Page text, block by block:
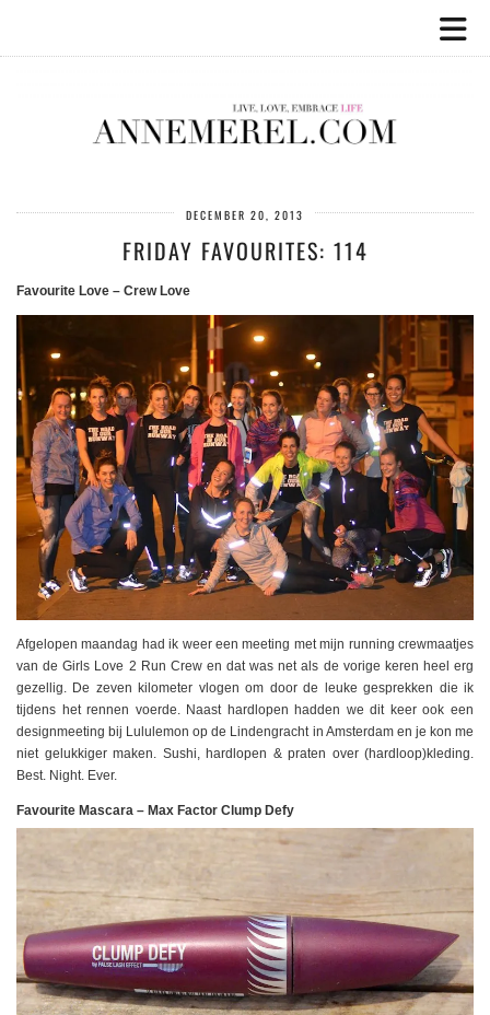
DECEMBER 20, 2013
FRIDAY FAVOURITES: 114
Favourite Love – Crew Love
Afgelopen maandag had ik weer een meeting met mijn running crewmaatjes
van de Girls Love 2 Run Crew en dat was net als de vorige keren heel erg
gezellig. De zeven kilometer vlogen om door de leuke gesprekken die ik
tijdens het rennen voerde. Naast hardlopen hadden we dit keer ook een
designmeeting bij Lululemon op de Lindengracht in Amsterdam en je kon me
niet gelukkiger maken. Sushi, hardlopen & praten over (hardloop)kleding.
Best. Night. Ever.
Favourite Mascara – Max Factor Clump Defy